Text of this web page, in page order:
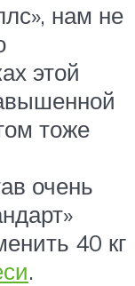
нам не
этой
тоже
очень
40 кг
.